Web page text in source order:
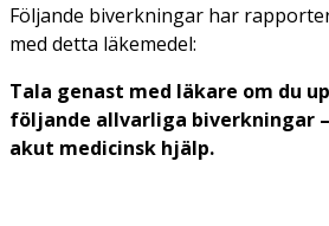
Följande biverkningar har
med detta läkemedel:
Tala genast med läkare om du
följande allvarliga biverkningar
akut medicinsk hjälp.